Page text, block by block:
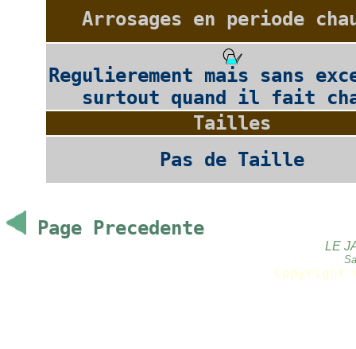
Arrosages en periode
Regulierement mais sans
surtout quand il fait
Tailles
Pas de Taille
Page Precedente
LE
Copyright